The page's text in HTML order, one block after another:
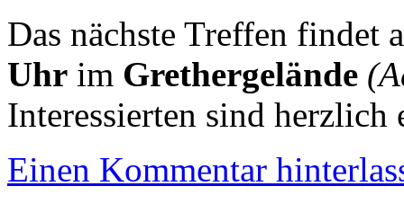
Das nächste Treffen findet
Uhr im Grethergelände
Interessierten sind herzlich
Einen Kommentar